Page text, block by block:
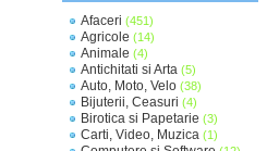
Afaceri (451)
Agricole (14)
Animale (4)
Antichitati si Arta (5)
Auto, Moto, Velo (38)
Bijuterii, Ceasuri (4)
Birotica si Papetarie (3)
Carti, Video, Muzica (1)